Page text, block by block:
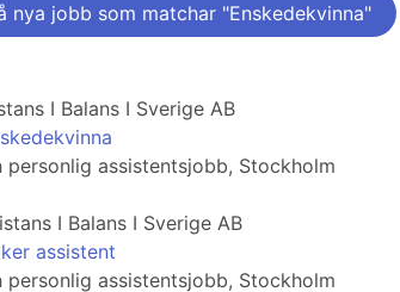
nya jobb som matchar "Enskedekvinna"
I Balans I Sverige AB
assistentsjobb, Stockholm
I Balans I Sverige AB
assistent
assistentsjobb, Stockholm